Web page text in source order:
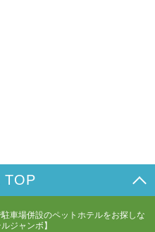
TOP
車場併設のペットホテルをお探しな
ジャンボ】